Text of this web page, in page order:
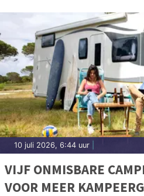
10 juli 2026, 6:44 uur
VIJF ONMISBARE
VOOR MEER